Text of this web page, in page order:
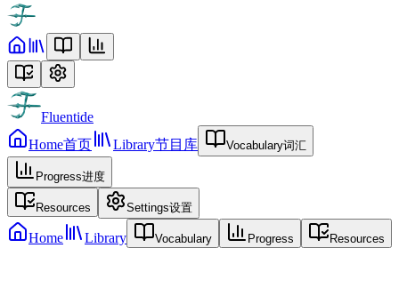
Fluentide
Home首页 Library节目库 Vocabulary词汇
Progress进度
Resources Settings设置
Home Library Vocabulary Progress Resources